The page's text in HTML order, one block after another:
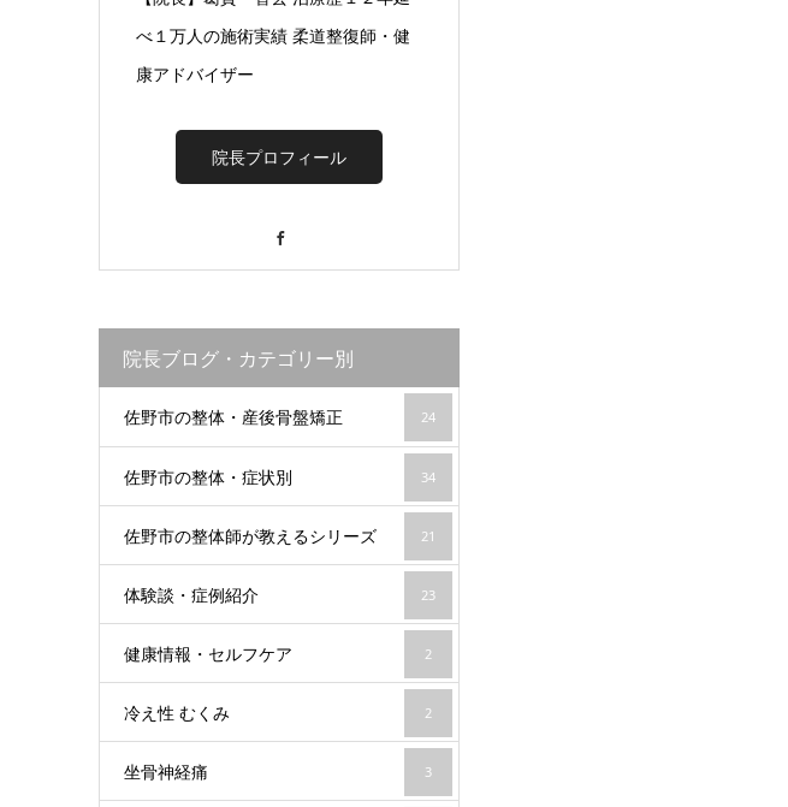
べ１万人の施術実績 柔道整復師・健
康アドバイザー
院長プロフィール
院長ブログ・カテゴリー別
佐野市の整体・産後骨盤矯正 24
佐野市の整体・症状別 34
佐野市の整体師が教えるシリーズ 21
体験談・症例紹介 23
健康情報・セルフケア 2
冷え性 むくみ 2
坐骨神経痛 3